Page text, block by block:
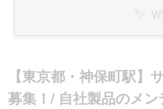
【東京都・神保町駅】
募集！/ 自社製品のメ